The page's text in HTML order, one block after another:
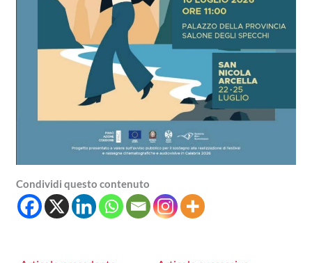
Condividi questo contenuto